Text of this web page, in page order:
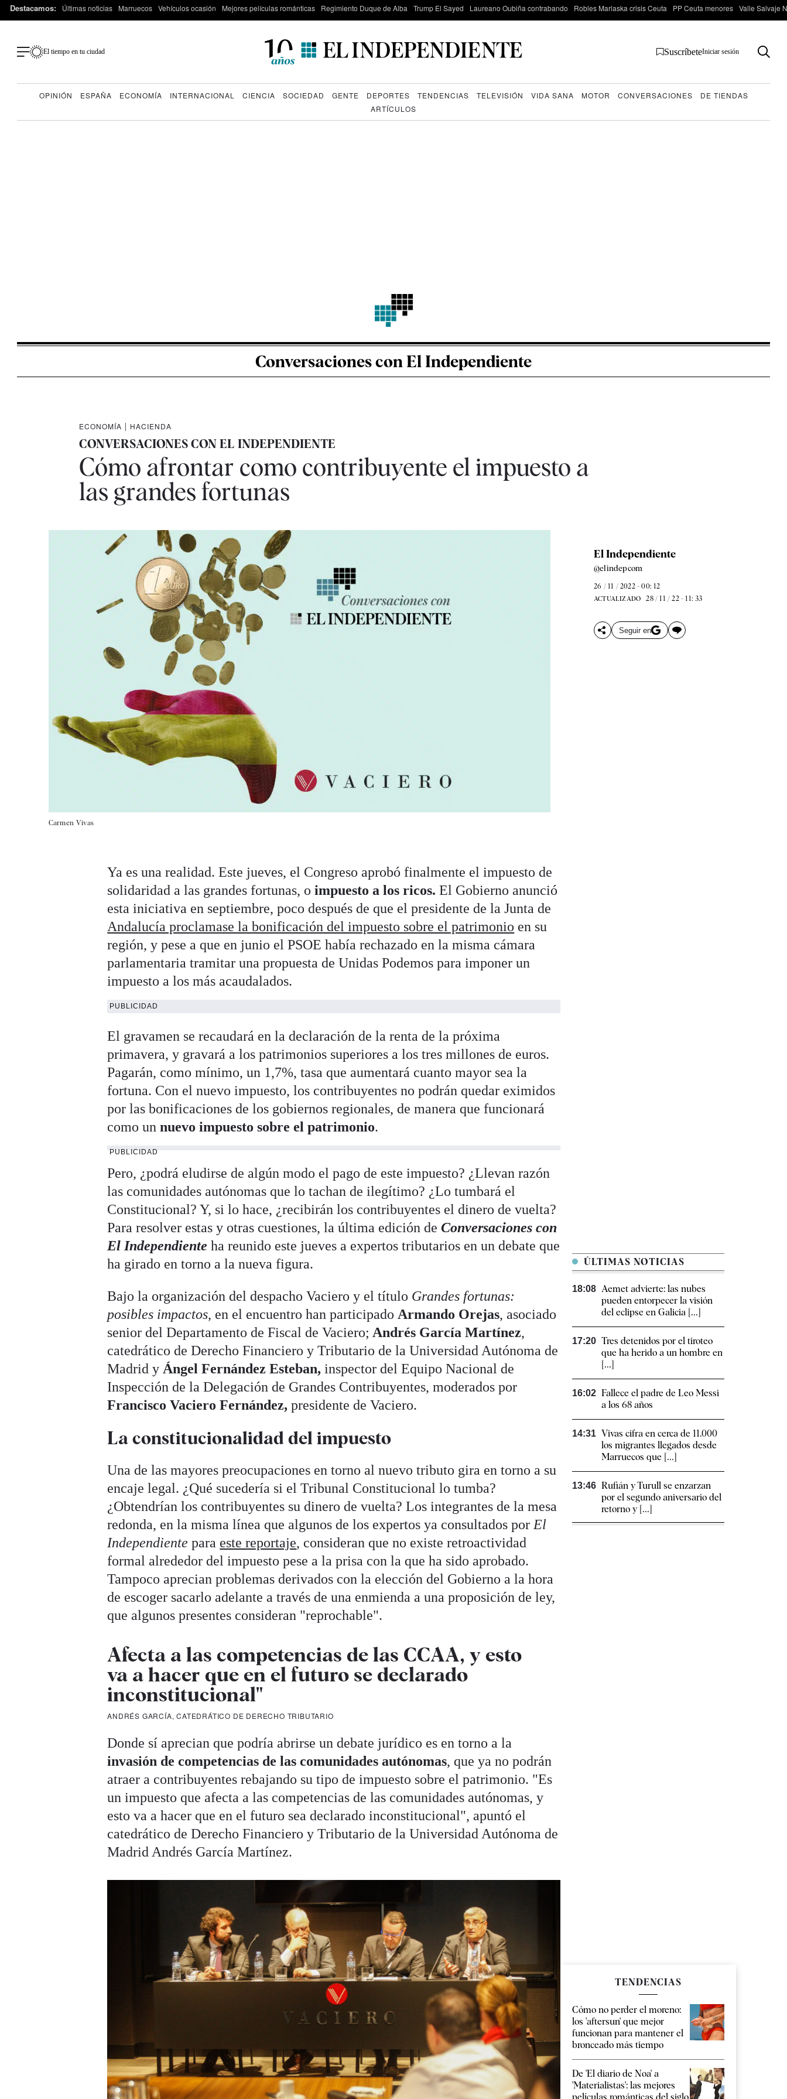
Destacamos: Últimas noticias Marruecos Vehículos ocasión Mejores películas románticas Regimiento Duque de Alba Trump El Sayed Laureano Oubiña contrabando Robles Marlaska crisis Ceuta PP Ceuta menores Valle Salvaje
El tiempo en tu ciudad SuscríbeteIniciar sesión
OPINIÓN ESPAÑA ECONOMÍA INTERNACIONAL CIENCIA SOCIEDAD GENTE DEPORTES TENDENCIAS TELEVISIÓN VIDA SANA MOTOR CONVERSACIONES
DE TIENDAS
ARTÍCULOS
Conversaciones con El Independiente
ECONOMÍA | HACIENDA
CONVERSACIONES CON EL INDEPENDIENTE
Cómo afrontar como contribuyente el impuesto a
las grandes fortunas
Carmen Vivas
El Independiente
@elindepcom
26 / 11 / 2022 - 00: 12
ACTUALIZADO 28 / 11 / 22 - 11: 33
Seguir en
Ya es una realidad. Este jueves, el Congreso aprobó finalmente el impuesto de
solidaridad a las grandes fortunas, oimpuesto a los ricos. El Gobierno anunció
esta iniciativa en septiembre, poco después de que el presidente de la Junta de
Andalucía proclamase la bonificación del impuesto sobre el patrimonio en su
región, y pese a que en junio el PSOE había rechazado en la misma cámara
parlamentaria tramitar una propuesta de Unidas Podemos para imponer un
impuesto a los más acaudalados.
PUBLICIDAD
El gravamen se recaudará en la declaración de la renta de la próxima
primavera, y gravará a los patrimonios superiores a los tres millones de euros.
Pagarán, como mínimo, un 1,7%, tasa que aumentará cuanto mayor sea la
fortuna. Con el nuevo impuesto, los contribuyentes no podrán quedar eximidos
por las bonificaciones de los gobiernos regionales, de manera que funcionará
como unnuevo impuesto sobre el patrimonio.
PUBLICIDAD
Pero, ¿podrá eludirse de algún modo el pago de este impuesto? ¿Llevan razón
las comunidades autónomas que lo tachan de ilegítimo? ¿Lo tumbará el
Constitucional? Y, si lo hace, ¿recibirán los contribuyentes el dinero de vuelta?
Para resolver estas y otras cuestiones, la última edición de Conversaciones con
El Independiente ha reunido este jueves a expertos tributarios en un debate que
ha girado en torno a la nueva figura.
Bajo la organización del despacho Vaciero y el título Grandes fortunas:
posibles impactos, en el encuentro han participado Armando Orejas, asociado
senior del Departamento de Fiscal de Vaciero; Andrés García Martínez,
catedrático de Derecho Financiero y Tributario de la Universidad Autónoma de
Madrid y Ángel Fernández Esteban, inspector del Equipo Nacional de
Inspección de la Delegación de Grandes Contribuyentes, moderados por
Francisco Vaciero Fernández,presidente de Vaciero.
La constitucionalidad del impuesto
Una de las mayores preocupaciones en torno al nuevo tributo gira en torno a su
encaje legal. ¿Qué sucedería si el Tribunal Constitucional lo tumba?
¿Obtendrían los contribuyentes su dinero de vuelta? Los integrantes de la mesa
redonda, en la misma línea que algunos de los expertos ya consultados por El
Independiente para este reportaje, consideran que no existe retroactividad
formal alrededor del impuesto pese a la prisa con la que ha sido aprobado.
Tampoco aprecian problemas derivados con la elección del Gobierno a la hora
de escoger sacarlo adelante a través de una enmienda a una proposición de ley,
que algunos presentes consideran "reprochable".
Afecta a las competencias de las CCAA, y esto
va a hacer que en el futuro se declarado
inconstitucional"
ANDRÉS GARCÍA, CATEDRÁTICO DE DERECHO TRIBUTARIO
Donde sí aprecian que podría abrirse un debate jurídico es en torno a la
invasión de competencias de las comunidades autónomas, que ya no podrán
atraer a contribuyentes rebajando su tipo de impuesto sobre el patrimonio. "Es
un impuesto que afecta a las competencias de las comunidades autónomas, y
esto va a hacer que en el futuro sea declarado inconstitucional", apuntó el
catedrático de Derecho Financiero y Tributario de la Universidad Autónoma de
Madrid Andrés García Martínez.
ÚLTIMAS NOTICIAS
18:08 Aemet advierte: las nubes
pueden entorpecer la visión
del eclipse en Galicia [...]
17:20 Tres detenidos por el tiroteo
que ha herido a un hombre en
[...]
16:02 Fallece el padre de Leo Messi
a los 68 años
14:31 Vivas cifra en cerca de 11.000
los migrantes llegados desde
Marruecos que [...]
13:46 Rufián y Turull se enzarzan
por el segundo aniversario del
retorno y [...]
TENDENCIAS
Cómo no perder el moreno:
los 'aftersun' que mejor
funcionan para mantener el
bronceado más tiempo
De 'El diario de Noa' a
'Materialistas': las mejores